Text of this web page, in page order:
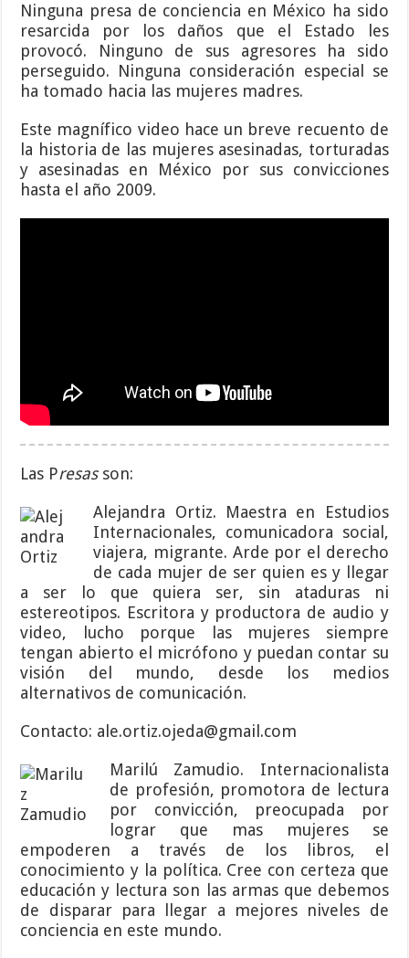
Ninguna presa de conciencia en México ha sido
resarcida por los daños que el Estado les
provocó. Ninguno de sus agresores ha sido
perseguido. Ninguna consideración especial se
ha tomado hacia las mujeres madres.
Este magnífico video hace un breve recuento de
la historia de las mujeres asesinadas, torturadas
y asesinadas en México por sus convicciones
hasta el año 2009.
Las Presasson:
Alejandra Ortiz. Maestra en Estudios
Internacionales, comunicadora social,
viajera, migrante. Arde por el derecho
de cada mujer de ser quien es y llegar
a ser lo que quiera ser, sin ataduras ni
estereotipos. Escritora y productora de audio y
video, lucho porque las mujeres siempre
tengan abierto el micrófono y puedan contar su
visión del mundo, desde los medios
alternativos de comunicación.
Contacto: ale.ortiz.ojeda@gmail.com
Marilú Zamudio. Internacionalista
de profesión, promotora de lectura
por convicción, preocupada por
lograr que mas mujeres se
empoderen a través de los libros, el
conocimiento y la política. Cree con certeza que
educación y lectura son las armas que debemos
de disparar para llegar a mejores niveles de
conciencia en este mundo.